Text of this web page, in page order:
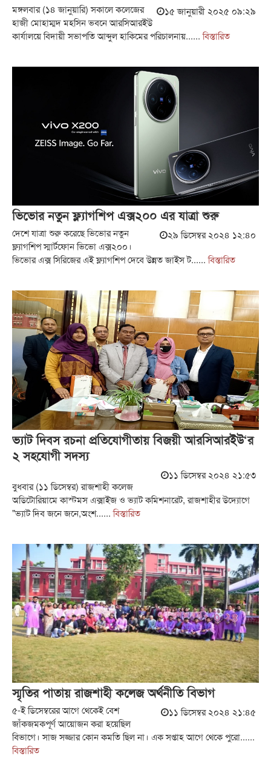
১৫ জানুয়ারী ২০২৫ ০৯:২৯
মঙ্গলবার (১৪ জানুয়ারি) সকালে কলেজের
হাজী মোহাম্মদ মহসিন ভবনে আরসিআরইউ
কার্যালয়ে বিদায়ী সভাপতি আব্দুল হাকিমের পরিচালনায়......বিস্তারিত
ভিভোর নতুন ফ্ল্যাগশিপ এক্স২০০ এর যাত্রা শুরু
২৯ ডিসেম্বর ২০২৪ ১২:৪০
দেশে যাত্রা শুরু করেছে ভিভোর নতুন
ফ্ল্যাগশিপ স্মার্টফোন ভিভো এক্স২০০।
ভিভোর এক্স সিরিজের এই ফ্ল্যাগশিপ দেবে উন্নত জাইস ট......বিস্তারিত
ভ্যাট দিবস রচনা প্রতিযোগীতায় বিজয়ী আরসিআরইউ‘র
২ সহযোগী সদস্য
১১ ডিসেম্বর ২০২৪ ২১:৫৩
বুধবার (১১ ডিসেম্বর) রাজশাহী কলেজ
অডিটোরিয়ামে কাস্টমস এক্সাইজ ও ভ্যাট কমিশনারেট, রাজশাহীর উদ্যোগে
"ভ্যাট দিব জনে জনে,অংশ......বিস্তারিত
স্মৃতির পাতায় রাজশাহী কলেজ অর্থনীতি বিভাগ
১১ ডিসেম্বর ২০২৪ ২১:৪৫
৫-ই ডিসেম্বরের আগে থেকেই বেশ
জাঁকজমকপূর্ণ আয়োজন করা হয়েছিল
বিভাগে। সাজ সজ্জার কোন কমতি ছিল না। এক সপ্তাহ আগে থেকে পুরো......
বিস্তারিত